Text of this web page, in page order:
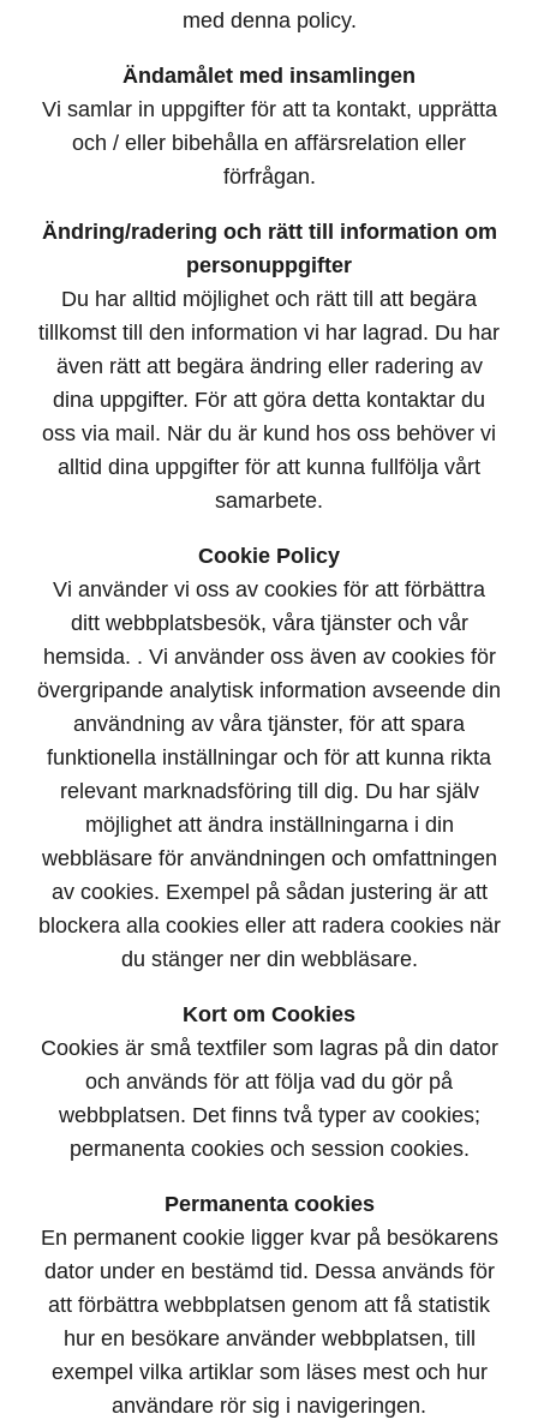
med denna policy.
Ändamålet med insamlingen
Vi samlar in uppgifter för att ta kontakt, upprätta
och / eller bibehålla en affärsrelation eller
förfrågan.
Ändring/radering och rätt till information om
personuppgifter
Du har alltid möjlighet och rätt till att begära
tillkomst till den information vi har lagrad. Du har
även rätt att begära ändring eller radering av
dina uppgifter. För att göra detta kontaktar du
oss via mail. När du är kund hos oss behöver vi
alltid dina uppgifter för att kunna fullfölja vårt
samarbete.
Cookie Policy
Vi använder vi oss av cookies för att förbättra
ditt webbplatsbesök, våra tjänster och vår
hemsida. . Vi använder oss även av cookies för
övergripande analytisk information avseende din
användning av våra tjänster, för att spara
funktionella inställningar och för att kunna rikta
relevant marknadsföring till dig. Du har själv
möjlighet att ändra inställningarna i din
webbläsare för användningen och omfattningen
av cookies. Exempel på sådan justering är att
blockera alla cookies eller att radera cookies när
du stänger ner din webbläsare.
Kort om Cookies
Cookies är små textfiler som lagras på din dator
och används för att följa vad du gör på
webbplatsen. Det finns två typer av cookies;
permanenta cookies och session cookies.
Permanenta cookies
En permanent cookie ligger kvar på besökarens
dator under en bestämd tid. Dessa används för
att förbättra webbplatsen genom att få statistik
hur en besökare använder webbplatsen, till
exempel vilka artiklar som läses mest och hur
användare rör sig i navigeringen.